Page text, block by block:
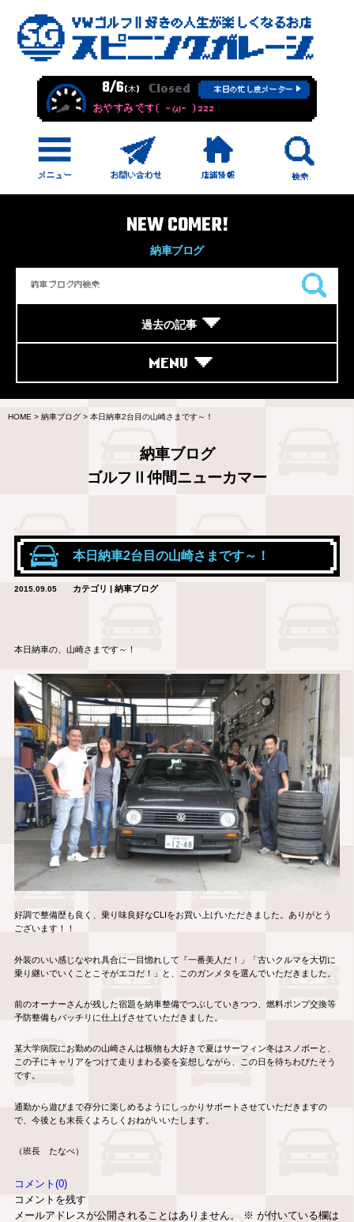
8/6(木) Closed 本日の忙し度メーター
おやすみです( -ω- )zzz
NEW COMER!
納車ブログ
過去の記事
MENU
HOME > 納車ブログ > 本日納車2台目の山崎さまです～！
納車ブログ
ゴルフⅡ仲間ニューカマー
本日納車2台目の山崎さまです～！
2015.09.05 カテゴリ | 納車ブログ
本日納車の、山崎さまです～！
好調で整備歴も良く、乗り味良好なCLIをお買い上げいただきました。ありがとう
ございます！！
外装のいい感じなやれ具合に一目惚れして『一番美人だ！」「古いクルマを大切に
乗り継いでいくことこそがエコだ！」と、このガンメタを選んでいただきました。
前のオーナーさんが残した宿題を納車整備でつぶしていきつつ、燃料ポンプ交換等
予防整備もバッチリに仕上げさせていただきました。
某大学病院にお勤めの山崎さんは板物も大好きで夏はサーフィン冬はスノボーと、
この子にキャリアをつけて走りまわる姿を妄想しながら、この日を待ちわびたそう
です。
通勤から遊びまで存分に楽しめるようにしっかりサポートさせていただきますの
で、今後とも末長くよろしくおねがいいたします。
（班長 たなべ）
コメント(0)
コメントを残す
メールアドレスが公開されることはありません。
※ が付いている欄は